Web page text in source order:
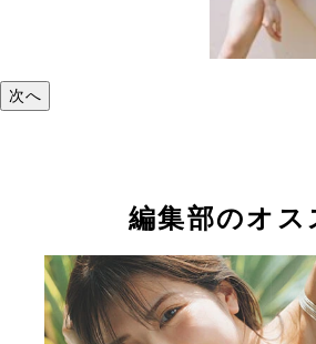
次へ
編集部のオス